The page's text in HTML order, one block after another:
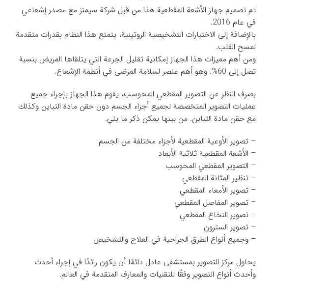
تم تصميم جهاز الأشعة المقطعية هذا من قبل شركة سيمنز مع مصدر إشعاعي
في عام 2016.
بالإضافة إلى الاختبارات التشخيصية الروتينية، يتمتع هذا النظام بقدرات متقدمة
لمسح القلب.
ومن أهم مميزات هذا الجهاز إمكانية تقليل الجرعة التي يتلقاها المريض بنسبة
تصل إلى 60%. وهو أهم عنصر لسلامة المرضى في أنظمة الإشعاع.
بصرف النظر عن التصوير المقطعي المحوسب، يقوم هذا الجهاز بإجراء جميع
عمليات التصوير المتخصصة لجميع أجزاء الجسم دون حقن مادة التباين وكذلك
مع حقن مادة التباين. من بينها يمكن ذكر ما يلي.
– تصوير الأوعية المقطعية لأجزاء مختلفة من الجسم
– الأشعة المقطعية ثلاثية الأبعاد
– التصوير المقطعي المحوسب
– تنظير المثانة المقطعي
– تصوير الأمعاء المقطعي
– تصوير المفاصل المقطعي
– تصوير النخاع المقطعي
– تصوير السترون
– وجميع أنواع الطرق الجراحية في العلاج والتشخيص
يحاول مركز التصوير بمستشفى عادل دائمًا أن يكون رائدًا في إجراء أحدث
وأحدث أنواع التصوير وفقًا للتقنيات والمعارف المتقدمة في العالم.